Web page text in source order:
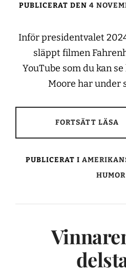
PUBLICERAT DEN 4
Inför presidentvalet
släppt filmen
YouTube som du kan
Moore har under
FORTSÄTT LÄSA
PUBLICERAT I
HUMOR